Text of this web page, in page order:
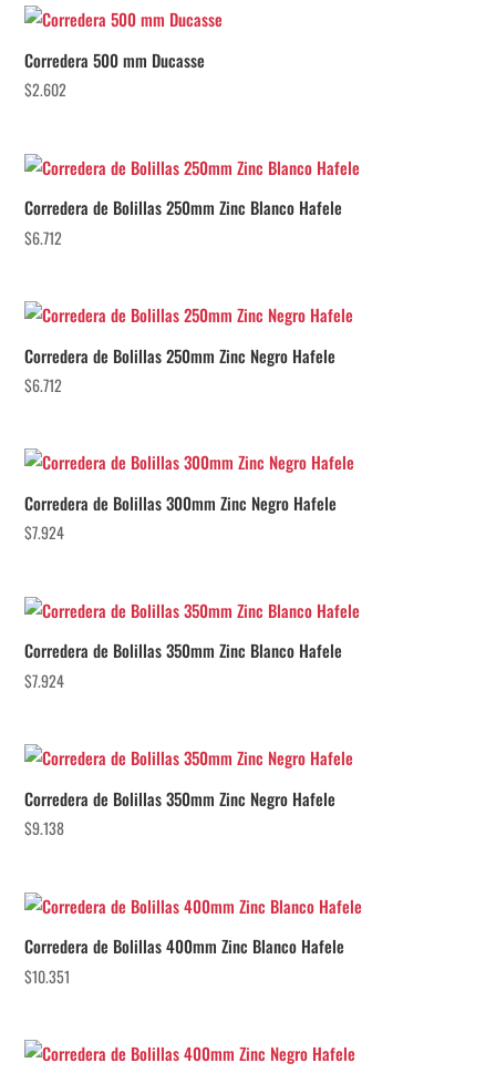
Corredera 500 mm Ducasse
$2.602
Corredera de Bolillas 250mm Zinc Blanco Hafele
$6.712
Corredera de Bolillas 250mm Zinc Negro Hafele
$6.712
Corredera de Bolillas 300mm Zinc Negro Hafele
$7.924
Corredera de Bolillas 350mm Zinc Blanco Hafele
$7.924
Corredera de Bolillas 350mm Zinc Negro Hafele
$9.138
Corredera de Bolillas 400mm Zinc Blanco Hafele
$10.351